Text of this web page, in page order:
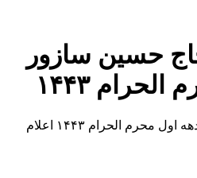
حسین سازور
۱۴۴۳
مراسم حاج حسین سازور در دهه اول محرم الحرام ۱۴۴۳ اعلام